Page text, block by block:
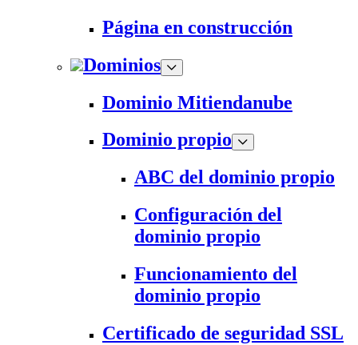
Página en construcción
Dominios
Dominio Mitiendanube
Dominio propio
ABC del dominio propio
Configuración del
dominio propio
Funcionamiento del
dominio propio
Certificado de seguridad SSL